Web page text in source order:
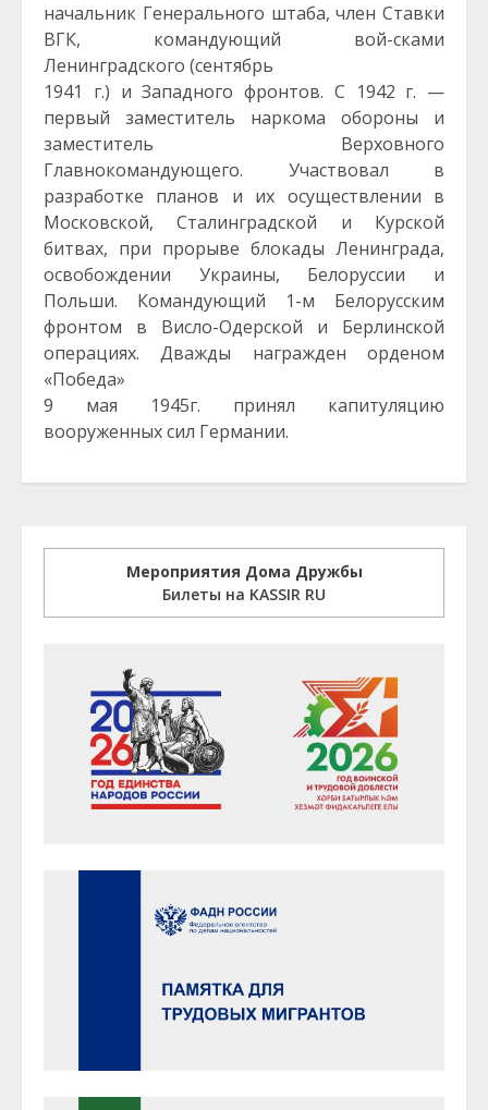
начальник Генерального штаба, член Ставки
ВГК, командующий вой-сками
Ленинградского (сентябрь
1941 г.) и Западного фронтов. С 1942 г. —
первый заместитель наркома обороны и
заместитель Верховного
Главнокомандующего. Участвовал в
разработке планов и их осуществлении в
Московской, Сталинградской и Курской
битвах, при прорыве блокады Ленинграда,
освобождении Украины, Белоруссии и
Польши. Командующий 1-м Белорусским
фронтом в Висло-Одерской и Берлинской
операциях. Дважды награжден орденом
«Победа»
9 мая 1945г. принял капитуляцию
вооруженных сил Германии.
Мероприятия Дома Дружбы
Билеты на KASSIR RU